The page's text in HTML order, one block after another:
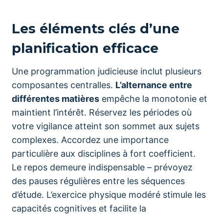
Les éléments clés d’une
planification efficace
Une programmation judicieuse inclut plusieurs
composantes centralles. L’alternance entre
différentes matières empêche la monotonie et
maintient l’intérêt. Réservez les périodes où
votre vigilance atteint son sommet aux sujets
complexes. Accordez une importance
particulière aux disciplines à fort coefficient.
Le repos demeure indispensable – prévoyez
des pauses régulières entre les séquences
d’étude. L’exercice physique modéré stimule les
capacités cognitives et facilite la